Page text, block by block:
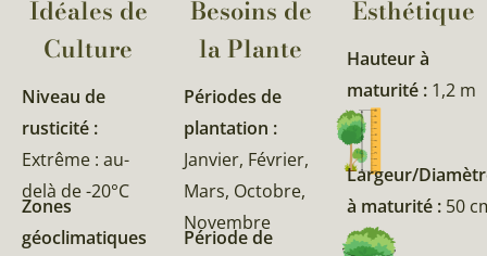
Idéales de
Culture
Niveau de
rusticité :
Extrême : au-
delà de -20°C
Zones
géoclimatiques
Besoins de
la Plante​
Périodes de
plantation :
Janvier, Février,
Mars, Octobre,
Novembre
Période de
Esthétique
Hauteur à
maturité : 1,2 m
Largeur/
à maturité : 50